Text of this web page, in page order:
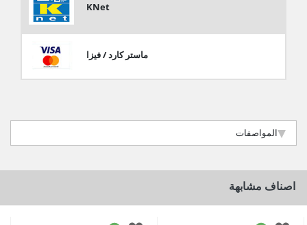
KNet
ماستر كارد / فيزا
المواصفات
اصناف مشابهة